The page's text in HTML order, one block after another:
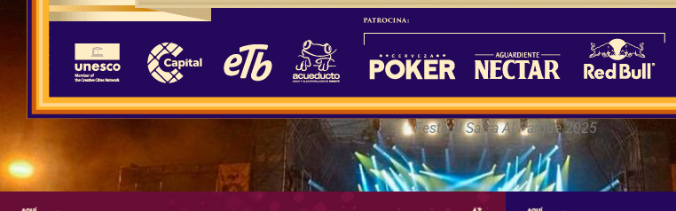
Festival Salsa Al Parque 2025